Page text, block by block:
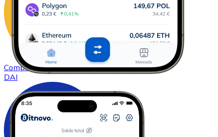
ComprarDAIcom transferência bancárias
DAI